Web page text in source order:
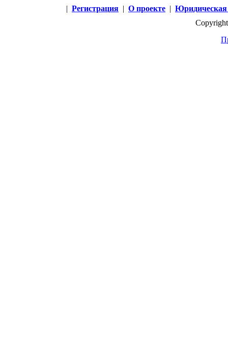
| Регистрация | О проекте |